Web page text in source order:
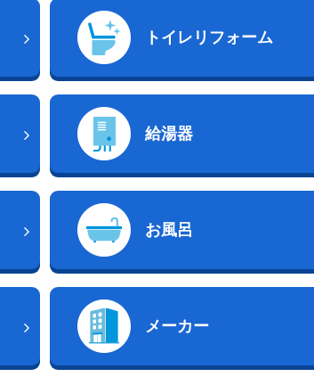
トイレリフォーム
給湯器
お風呂
メーカー